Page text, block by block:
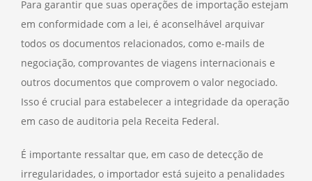
Para garantir que suas operações de importação estejam
em conformidade com a lei, é aconselhável arquivar
todos os documentos relacionados, como e-mails de
negociação, comprovantes de viagens internacionais e
outros documentos que comprovem o valor negociado.
Isso é crucial para estabelecer a integridade da operação
em caso de auditoria pela Receita Federal.
É importante ressaltar que, em caso de detecção de
irregularidades, o importador está sujeito a penalidades